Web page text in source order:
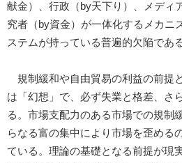
献金）、行政（by天下り）、メディ
究者（by資金）が一体化するメカニ
ステムが持っている普遍的欠陥である
規制緩和や自由貿易の利益の前提
は「幻想」で、必ず失業と格差、さ
る。市場支配力のある市場での規制
らなる富の集中により市場を歪める
ている。理論の基礎となる前提が現